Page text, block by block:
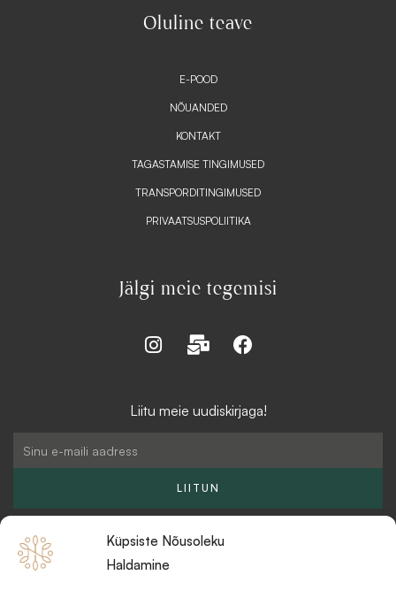
Küpsiste Nõusoleku
Haldamine
Oluline teave
E-POOD
NÕUANDED
KONTAKT
TAGASTAMISE TINGIMUSED
TRANSPORDITINGIMUSED
PRIVAATSUSPOLIITIKA
Jälgi meie tegemisi
I
t
a
M
l
-
l
k
F
e
b
Liitu meie uudiskirjaga!
Email
LIITUN